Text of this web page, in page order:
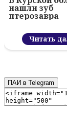
нашли зуб
птерозавра
Читать
ПАИ в Telegram